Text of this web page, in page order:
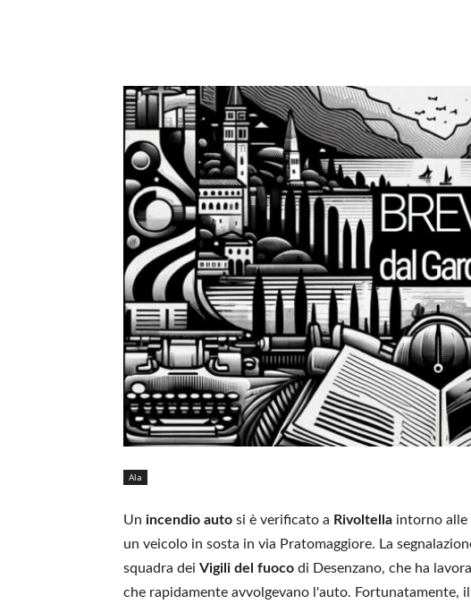
Ala
Un incendio auto si è verificato a Rivoltella intorno alle
un veicolo in sosta in via Pratomaggiore. La
squadra dei Vigili del fuoco di Desenzano, che ha
che rapidamente avvolgevano l'auto. Fortunatamente,